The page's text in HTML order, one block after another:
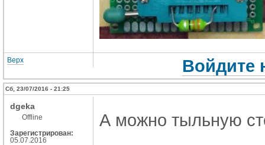
Верх Войдите
Сб, 23/07/2016 - 21:25
dgeka
Offline
Зарегистрирован:
05.07.2016
А можно тыльную